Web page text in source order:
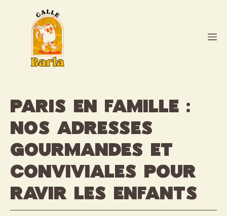
Paris en famille :
nos adresses
gourmandes et
conviviales pour
ravir les enfants